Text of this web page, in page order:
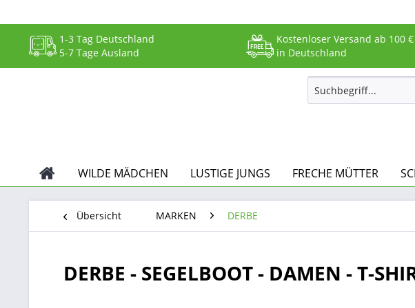
1-3 Tag Deutschland
5-7 Tage Ausland
Kostenloser Versand ab 100 €
in Deutschland
WILDE MÄDCHEN LUSTIGE JUNGS FRECHE MÜTTER
Übersicht MARKEN DERBE
DERBE - SEGELBOOT - DAMEN - T-